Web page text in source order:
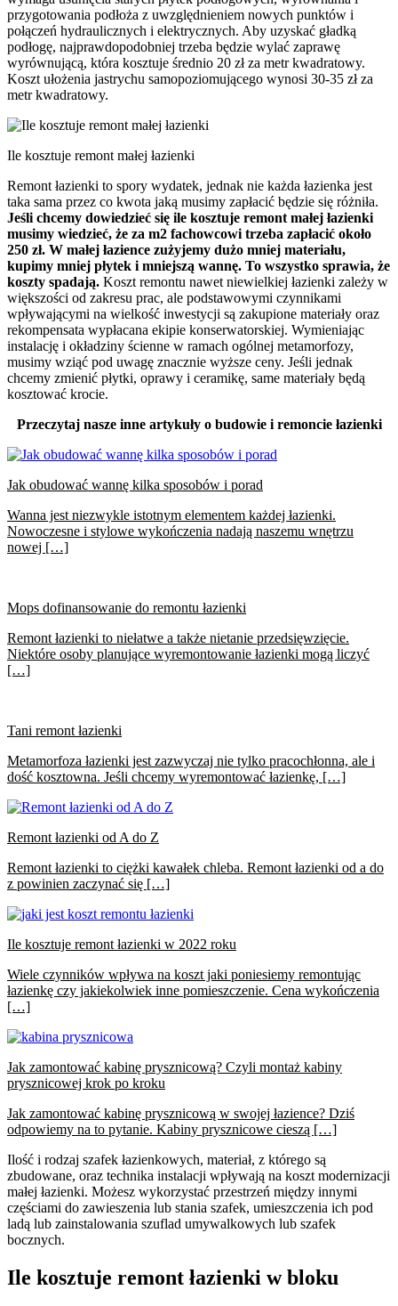
przygotowania podłoża z uwzględnieniem nowych punktów i
połączeń hydraulicznych i elektrycznych. Aby uzyskać gładką
podłogę, najprawdopodobniej trzeba będzie wylać zaprawę
wyrównującą, która kosztuje średnio 20 zł za metr kwadratowy.
Koszt ułożenia jastrychu samopoziomującego wynosi 30-35 zł za
metr kwadratowy.
Ile kosztuje remont małej łazienki
Remont łazienki to spory wydatek, jednak nie każda łazienka jest
taka sama przez co kwota jaką musimy zapłacić będzie się różniła.
Jeśli chcemy dowiedzieć się ile kosztuje remont małej łazienki
musimy wiedzieć, że za m2 fachowcowi trzeba zapłacić około
250 zł. W małej łazience zużyjemy dużo mniej materiału,
kupimy mniej płytek i mniejszą wannę. To wszystko sprawia, że
koszty spadają. Koszt remontu nawet niewielkiej łazienki zależy w
większości od zakresu prac, ale podstawowymi czynnikami
wpływającymi na wielkość inwestycji są zakupione materiały oraz
rekompensata wypłacana ekipie konserwatorskiej. Wymieniając
instalację i okładziny ścienne w ramach ogólnej metamorfozy,
musimy wziąć pod uwagę znacznie wyższe ceny. Jeśli jednak
chcemy zmienić płytki, oprawy i ceramikę, same materiały będą
kosztować krocie.
Przeczytaj nasze inne artykuły o budowie i remoncie łazienki
Jak obudować wannę kilka sposobów i porad
Wanna jest niezwykle istotnym elementem każdej łazienki.
Nowoczesne i stylowe wykończenia nadają naszemu wnętrzu
nowej […]
Mops dofinansowanie do remontu łazienki
Remont łazienki to niełatwe a także nietanie przedsięwzięcie.
Niektóre osoby planujące wyremontowanie łazienki mogą liczyć
[…]
Tani remont łazienki
Metamorfoza łazienki jest zazwyczaj nie tylko pracochłonna, ale i
dość kosztowna. Jeśli chcemy wyremontować łazienkę, […]
Remont łazienki od A do Z
Remont łazienki to ciężki kawałek chleba. Remont łazienki od a do
z powinien zaczynać się […]
Ile kosztuje remont łazienki w 2022 roku
Wiele czynników wpływa na koszt jaki poniesiemy remontując
łazienkę czy jakiekolwiek inne pomieszczenie. Cena wykończenia
[…]
Jak zamontować kabinę prysznicową? Czyli montaż kabiny
prysznicowej krok po kroku
Jak zamontować kabinę prysznicową w swojej łazience? Dziś
odpowiemy na to pytanie. Kabiny prysznicowe cieszą […]
Ilość i rodzaj szafek łazienkowych, materiał, z którego są
zbudowane, oraz technika instalacji wpływają na koszt modernizacji
małej łazienki. Możesz wykorzystać przestrzeń między innymi
częściami do zawieszenia lub stania szafek, umieszczenia ich pod
ladą lub zainstalowania szuflad umywalkowych lub szafek
bocznych.
Ile kosztuje remont łazienki w bloku